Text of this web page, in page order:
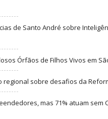
de Santo André sobre
Órfãos de Filhos Vivos em
regional sobre desafios da
mas 71% atuam sem